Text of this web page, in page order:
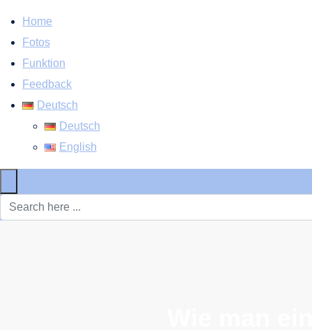
Home
Fotos
Funktion
Feedback
Deutsch
Deutsch
English